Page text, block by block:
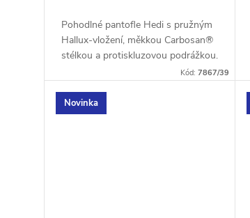
Pohodlné pantofle Hedi s pružným
Hallux‑vložení, měkkou Carbosan®
stélkou a protiskluzovou podrážkou.
Ideální pro širší chodidla. Šířka: H
Kód:7867/39
Novinka